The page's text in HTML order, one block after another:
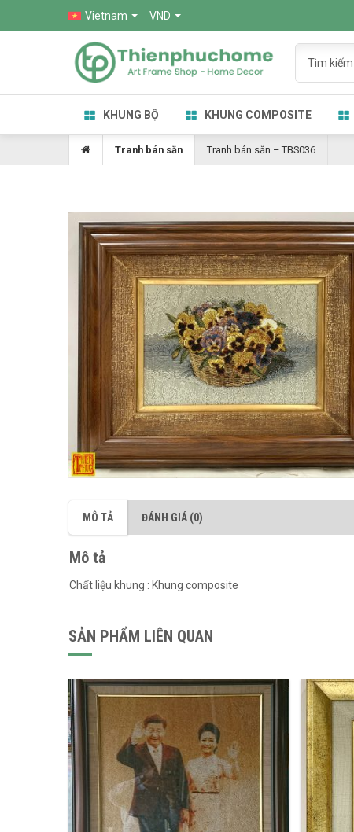
Vietnam VND
KHUNG BỘ KHUNG COMPOSITE
Tranh bán sẵn Tranh bán sẵn – TBS036
MÔ TẢ ĐÁNH GIÁ (0)
Mô tả
Chất liệu khung : Khung composite
SẢN PHẨM LIÊN QUAN